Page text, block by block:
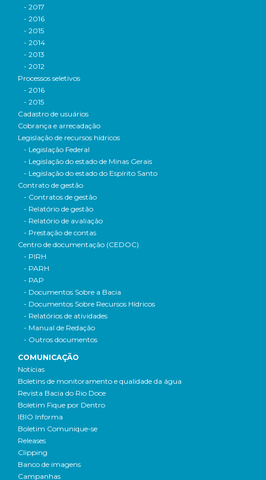
- 2017
- 2016
- 2015
- 2014
- 2013
- 2012
Processos seletivos
- 2016
- 2015
Cadastro de usuários
Cobrança e arrecadação
Legislação de recursos hídricos
- Legislação Federal
- Legislação do estado de Minas Gerais
- Legislação do estado do Espírito Santo
Contrato de gestão
- Contratos de gestão
- Relatório de gestão
- Relatório de avaliação
- Prestação de contas
Centro de documentação (CEDOC)
- PIRH
- PARH
- PAP
- Documentos Sobre a Bacia
- Documentos Sobre Recursos Hídricos
- Relatórios de atividades
- Manual de Redação
- Outros documentos
COMUNICAÇÃO
Notícias
Boletins de monitoramento e qualidade da água
Revista Bacia do Rio Doce
Boletim Fique por Dentro
IBIO Informa
Boletim Comunique-se
Releases
Clipping
Banco de imagens
Campanhas